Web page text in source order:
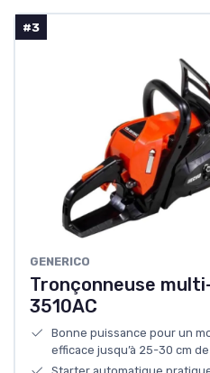
#3
GENERICO
Tronçonneuse
3510AC
Bonne puissance pour un
efficace jusqu’à 25-30 cm